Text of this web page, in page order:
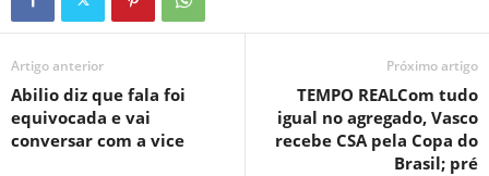
Artigo anterior
Abilio diz que fala foi
equivocada e vai
conversar com a vice
Próximo artigo
TEMPO REALCom tudo
igual no agregado, Vasco
recebe CSA pela Copa do
Brasil; pré